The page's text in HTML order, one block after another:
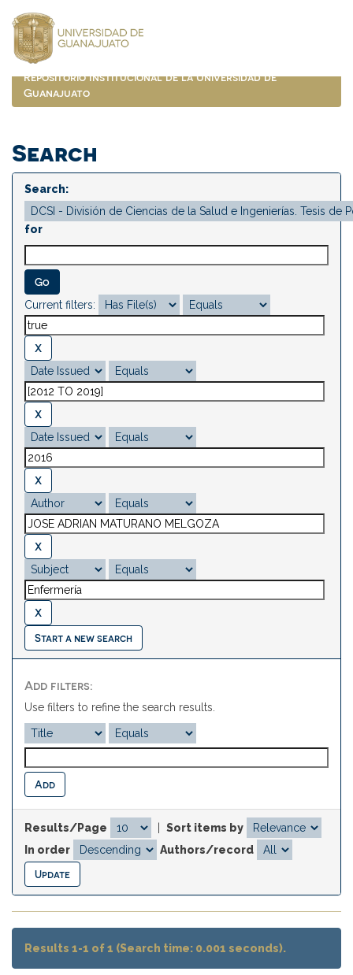
navigation
Repositorio Institucional de la Universidad de
Guanajuato
Search
Search:
for
Current filters:
Start a new search
Add filters:
Use filters to refine the search results.
Results/Page
Sort items by
In order
Authors/record
Results 1-1 of 1 (Search time: 0.001 seconds).